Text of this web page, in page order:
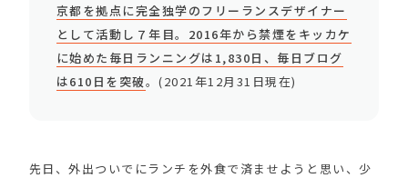
京都を拠点に完全独学のフリーランスデザイナー
として活動し７年目。2016年から禁煙をキッカケ
に始めた毎日ランニングは1,830日、毎日ブログ
は610日を突破。(2021年12月31日現在)
先日、外出ついでにランチを外食で済ませようと思い、少